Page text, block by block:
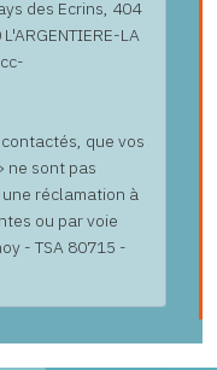
des Ecrins, 404
LA
que vos
ne sont pas
réclamation à
ou par voie
- TSA 80715 -